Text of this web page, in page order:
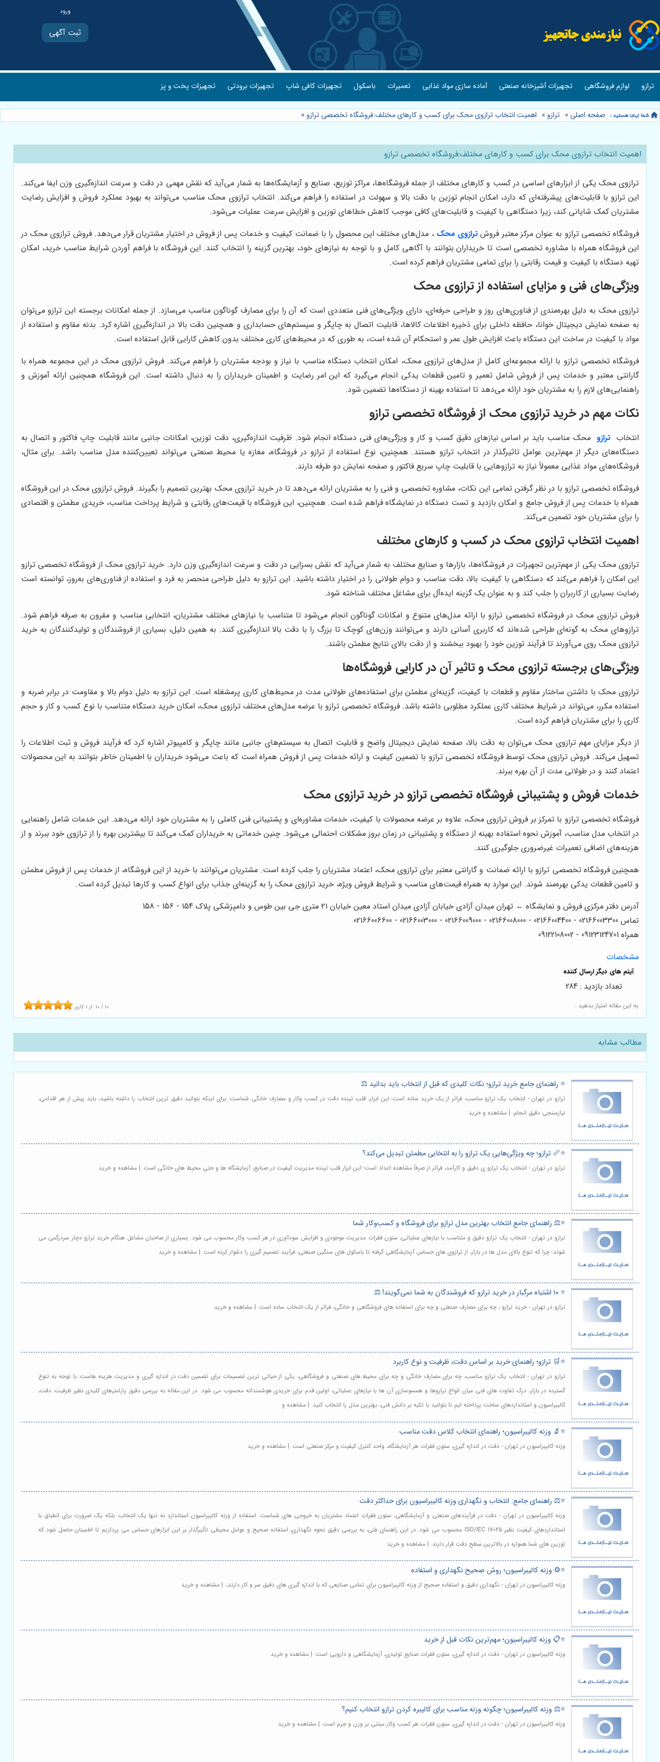
ثبت آگهی
ترازو لوازم فروشگاهی تجهیزات آشپزخانه صنعتی آماده سازی مواد غذایی تعمیرات باسکول تجهیزات کافی شاپ تجهیزات برودتی تجهیزات پخت و پز
صفحه اصلی » ترازو » اهمیت انتخاب ترازوی محک برای کسب و کارهای مختلف:فروشگاه تخصصی ترازو »
اهمیت انتخاب ترازوی محک برای کسب و کارهای مختلف:فروشگاه تخصصی ترازو
ترازوی محک یکی از ابزارهای اساسی در کسب و کارهای مختلف از جمله فروشگاه‌ها، مراکز توزیع، صنایع و آزمایشگاه‌ها به شمار می‌آید که نقش مهمی در دقت و سرعت اندازه‌گیری وزن ایفا می‌کند.
این ترازو با قابلیت‌های پیشرفته‌ای که دارد، امکان انجام توزین با دقت بالا و سهولت در استفاده را فراهم می‌کند. انتخاب ترازوی محک مناسب می‌تواند به بهبود عملکرد فروش و افزایش رضایت
مشتریان کمک شایانی کند، زیرا دستگاهی با کیفیت و قابلیت‌های کافی موجب کاهش خطاهای توزین و افزایش سرعت عملیات می‌شود.
فروشگاه تخصصی ترازو به عنوان مرکز معتبر فروش ترازوی محک ، مدل‌های مختلف این محصول را با ضمانت کیفیت و خدمات پس از فروش در اختیار مشتریان قرار می‌دهد. فروش ترازوی محک در
این فروشگاه همراه با مشاوره تخصصی است تا خریداران بتوانند با آگاهی کامل و با توجه به نیازهای خود، بهترین گزینه را انتخاب کنند. این فروشگاه با فراهم آوردن شرایط مناسب خرید، امکان
تهیه دستگاه با کیفیت و قیمت رقابتی را برای تمامی مشتریان فراهم کرده است.
ویژگی‌های فنی و مزایای استفاده از ترازوی محک
ترازوی محک به دلیل بهره‌مندی از فناوری‌های روز و طراحی حرفه‌ای، دارای ویژگی‌های فنی متعددی است که آن را برای مصارف گوناگون مناسب می‌سازد. از جمله امکانات برجسته این ترازو می‌توان
به صفحه نمایش دیجیتال خوانا، حافظه داخلی برای ذخیره اطلاعات کالاها، قابلیت اتصال به چاپگر و سیستم‌های حسابداری و همچنین دقت بالا در اندازه‌گیری اشاره کرد. بدنه مقاوم و استفاده از
مواد با کیفیت در ساخت این دستگاه باعث افزایش طول عمر و استحکام آن شده است، به طوری که در محیط‌های کاری مختلف بدون کاهش کارایی قابل استفاده است.
فروشگاه تخصصی ترازو با ارائه مجموعه‌ای کامل از مدل‌های ترازوی محک، امکان انتخاب دستگاه مناسب با نیاز و بودجه مشتریان را فراهم می‌کند. فروش ترازوی محک در این مجموعه همراه با
گارانتی معتبر و خدمات پس از فروش شامل تعمیر و تامین قطعات یدکی انجام می‌گیرد که این امر رضایت و اطمینان خریداران را به دنبال داشته است. این فروشگاه همچنین ارائه آموزش و
راهنمایی‌های لازم را به مشتریان خود ارائه می‌دهد تا استفاده بهینه از دستگاه‌ها تضمین شود.
نکات مهم در خرید ترازوی محک از فروشگاه تخصصی ترازو
انتخاب ترازو محک مناسب باید بر اساس نیازهای دقیق کسب و کار و ویژگی‌های فنی دستگاه انجام شود. ظرفیت اندازه‌گیری، دقت توزین، امکانات جانبی مانند قابلیت چاپ فاکتور و اتصال به
دستگاه‌های دیگر از مهم‌ترین عوامل تاثیرگذار در انتخاب ترازو هستند. همچنین، نوع استفاده از ترازو در فروشگاه، مغازه یا محیط صنعتی می‌تواند تعیین‌کننده مدل مناسب باشد. برای مثال،
فروشگاه‌های مواد غذایی معمولاً نیاز به ترازوهایی با قابلیت چاپ سریع فاکتور و صفحه نمایش دو طرفه دارند.
فروشگاه تخصصی ترازو با در نظر گرفتن تمامی این نکات، مشاوره تخصصی و فنی را به مشتریان ارائه می‌دهد تا در خرید ترازوی محک بهترین تصمیم را بگیرند. فروش ترازوی محک در این فروشگاه
همراه با خدمات پس از فروش جامع و امکان بازدید و تست دستگاه در نمایشگاه فراهم شده است. همچنین، این فروشگاه با قیمت‌های رقابتی و شرایط پرداخت مناسب، خریدی مطمئن و اقتصادی
را برای مشتریان خود تضمین می‌کند.
اهمیت انتخاب ترازوی محک در کسب و کارهای مختلف
ترازوی محک یکی از مهم‌ترین تجهیزات در فروشگاه‌ها، بازارها و صنایع مختلف به شمار می‌آید که نقش بسزایی در دقت و سرعت اندازه‌گیری وزن دارد. خرید ترازوی محک از فروشگاه تخصصی ترازو
این امکان را فراهم می‌کند که دستگاهی با کیفیت بالا، دقت مناسب و دوام طولانی را در اختیار داشته باشید. این ترازو به دلیل طراحی منحصر به فرد و استفاده از فناوری‌های به‌روز، توانسته است
رضایت بسیاری از کاربران را جلب کند و به عنوان یک گزینه ایده‌آل برای مشاغل مختلف شناخته شود.
فروش ترازوی محک در فروشگاه تخصصی ترازو با ارائه مدل‌های متنوع و امکانات گوناگون انجام می‌شود تا متناسب با نیازهای مختلف مشتریان، انتخابی مناسب و مقرون به صرفه فراهم شود.
ترازوهای محک به گونه‌ای طراحی شده‌اند که کاربری آسانی دارند و می‌توانند وزن‌های کوچک تا بزرگ را با دقت بالا اندازه‌گیری کنند. به همین دلیل، بسیاری از فروشندگان و تولیدکنندگان به خرید
ترازوی محک روی می‌آورند تا فرآیند توزین خود را بهبود ببخشند و از دقت بالای نتایج مطمئن باشند.
ویژگی‌های برجسته ترازوی محک و تاثیر آن در کارایی فروشگاه‌ها
ترازوی محک با داشتن ساختار مقاوم و قطعات با کیفیت، گزینه‌ای مطمئن برای استفاده‌های طولانی مدت در محیط‌های کاری پرمشغله است. این ترازو به دلیل دوام بالا و مقاومت در برابر ضربه و
استفاده مکرر، می‌تواند در شرایط مختلف کاری عملکرد مطلوبی داشته باشد. فروشگاه تخصصی ترازو با عرضه مدل‌های مختلف ترازوی محک، امکان خرید دستگاه متناسب با نوع کسب و کار و حجم
کاری را برای مشتریان فراهم کرده است.
از دیگر مزایای مهم ترازوی محک می‌توان به دقت بالا، صفحه نمایش دیجیتال واضح و قابلیت اتصال به سیستم‌های جانبی مانند چاپگر و کامپیوتر اشاره کرد که فرآیند فروش و ثبت اطلاعات را
تسهیل می‌کند. فروش ترازوی محک توسط فروشگاه تخصصی ترازو با تضمین کیفیت و ارائه خدمات پس از فروش همراه است که باعث می‌شود خریداران با اطمینان خاطر بتوانند به این محصولات
اعتماد کنند و در طولانی مدت از آن بهره ببرند.
خدمات فروش و پشتیبانی فروشگاه تخصصی ترازو در خرید ترازوی محک
فروشگاه تخصصی ترازو با تمرکز بر فروش ترازوی محک، علاوه بر عرضه محصولات با کیفیت، خدمات مشاوره‌ای و پشتیبانی فنی کاملی را به مشتریان خود ارائه می‌دهد. این خدمات شامل راهنمایی
در انتخاب مدل مناسب، آموزش نحوه استفاده بهینه از دستگاه و پشتیبانی در زمان بروز مشکلات احتمالی می‌شود. چنین خدماتی به خریداران کمک می‌کند تا بیشترین بهره را از ترازوی خود ببرند و از
هزینه‌های اضافی تعمیرات غیرضروری جلوگیری کنند.
همچنین فروشگاه تخصصی ترازو با ارائه ضمانت و گارانتی معتبر برای ترازوی محک، اعتماد مشتریان را جلب کرده است. مشتریان می‌توانند با خرید از این فروشگاه، از خدمات پس از فروش مطمئن
و تامین قطعات یدکی بهره‌مند شوند. این موارد به همراه قیمت‌های مناسب و شرایط فروش ویژه، خرید ترازوی محک را به گزینه‌ای جذاب برای انواع کسب و کارها تبدیل کرده است.
آدرس دفتر مرکزی فروش و نمایشگاه ← تهران میدان آزادی خیابان آزادی میدان استاد معین خیابان ۲۱ متری جی بین طوس و دامپزشکی پلاک 154 - 156 - 158
تماس 02166003300 - 02166004400 - 02166008000 - 02166009000 - 02166003000 - 02166006600
همراه 09123124701 - 09122108002
مشخصات
به این مقاله امتیاز بدهید : 10 / 10 از 1 کاربر
تعداد بازدید : 284
مطالب مشابه
⭐️ راهنمای جامع خرید ترازو؛ نکات کلیدی که قبل از انتخاب باید بدانید ⚖️
ترازو در تهران - انتخاب یک ترازو مناسب، فراتر از یک خرید ساده است؛ این ابزار، قلب تپنده دقت در کسب وکار و مصارف خانگی شماست. برای اینکه بتوانید دقیق ترین انتخاب را داشته باشید، باید پیش از هر اقدامی،
نیازسنجی دقیق انجام. | مشاهده و خرید
⭐️📏 ترازو؛ چه ویژگی‌هایی یک ترازو را به انتخابی مطمئن تبدیل می‌کند؟
ترازو در تهران - انتخاب یک ترازو ی دقیق و کارآمد، فراتر از صرفاً مشاهده اعداد است؛ این ابزار قلب تپنده مدیریت کیفیت در صنایع، آزمایشگاه ها و حتی محیط های خانگی است. | مشاهده و خرید
⭐️⚖️ راهنمای جامع انتخاب بهترین مدل ترازو برای فروشگاه و کسب‌وکار شما
ترازو در تهران - انتخاب یک ترازو دقیق و متناسب با نیازهای عملیاتی، ستون فقرات مدیریت موجودی و افزایش سودآوری در هر کسب وکار محسوب می شود. بسیاری از صاحبان مشاغل هنگام خرید ترازو دچار سردرگمی می
شوند؛ چرا که تنوع بالای مدل ها در بازار، از ترازوی های حساس آزمایشگاهی گرفته تا باسکول های سنگین صنعتی، فرآیند تصمیم گیری را دشوار کرده است. | مشاهده و خرید
⭐️ ۱۰ اشتباه مرگبار در خرید ترازو که فروشندگان به شما نمی‌گویند! ⚖️
ترازو در تهران - خرید ترازو ، چه برای مصارف صنعتی و چه برای استفاده های فروشگاهی و خانگی، فراتر از یک انتخاب ساده است. | مشاهده و خرید
⭐️🛒 ترازو؛ راهنمای خرید بر اساس دقت، ظرفیت و نوع کاربرد
ترازو در تهران - انتخاب یک ترازو مناسب، چه برای مصارف خانگی و چه برای محیط های صنعتی و فروشگاهی، یکی از حیاتی ترین تصمیمات برای تضمین دقت در اندازه گیری و مدیریت هزینه هاست. با توجه به تنوع
گسترده در بازار، درک تفاوت های فنی میان انواع ترازوها و همسوسازی آن ها با نیازهای عملیاتی، اولین قدم برای خریدی هوشمندانه محسوب می شود. در این مقاله به بررسی دقیق پارامترهای کلیدی نظیر ظرفیت، دقت،
کالیبراسیون و استانداردهای ساخت پرداخته ایم تا بتوانید با تکیه بر دانش فنی، بهترین مدل را انتخاب کنید. | مشاهده و
⭐️🔬 وزنه کالیبراسیون؛ راهنمای انتخاب کلاس دقت مناسب
وزنه کالیبراسیون در تهران - دقت در اندازه گیری، ستون فقرات هر آزمایشگاه، واحد کنترل کیفیت و مرکز صنعتی است. | مشاهده و خرید
⭐️⚖️ راهنمای جامع: انتخاب و نگهداری وزنه کالیبراسیون برای حداکثر دقت
وزنه کالیبراسیون در تهران - دقت در فرآیندهای صنعتی و آزمایشگاهی، ستون فقراتِ اعتماد مشتریان به خروجی های شماست. استفاده از وزنه کالیبراسیون استاندارد نه تنها یک انتخاب، بلکه یک ضرورت برای انطباق با
استانداردهای کیفیت نظیر ISO/IEC 17025 محسوب می شود. در این راهنمای فنی، به بررسی دقیق نحوه نگهداری، استفاده صحیح و عوامل محیطی تأثیرگذار بر این ابزارهای حساس می پردازیم تا اطمینان حاصل شود که
توزین های شما همواره در بالاترین سطح دقت قرار دارند. | مشاهده و خرید
⭐️⚙️ وزنه کالیبراسیون؛ روش صحیح نگهداری و استفاده
وزنه کالیبراسیون در تهران - نگهداری دقیق و استفاده صحیح از وزنه کالیبراسیون برای تمامی صنایعی که با اندازه گیری های دقیق سر و کار دارند،. | مشاهده و خرید
⭐️📋 وزنه کالیبراسیون؛ مهم‌ترین نکات قبل از خرید
وزنه کالیبراسیون در تهران - دقت در اندازه گیری، ستون فقرات صنایع تولیدی، آزمایشگاهی و دارویی است. | مشاهده و خرید
⭐️⚖️ وزنه کالیبراسیون؛ چگونه وزنه مناسب برای کالیبره کردن ترازو انتخاب کنیم؟
وزنه کالیبراسیون در تهران - دقت در اندازه گیری، ستون فقرات هر کسب وکار مبتنی بر وزن و جرم است. | مشاهده و خرید